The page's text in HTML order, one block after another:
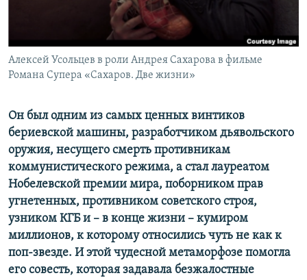
УКРАИНСКАЯ ПРОБЛЕМА КРЫМА
Все сайты RFE/RL
Алексей Усольцев в роли Андрея Сахарова в фильме
Романа Супера «Сахаров. Две жизни»
Он был одним из самых ценных винтиков
бериевской машины, разработчиком дьявольского
оружия, несущего смерть противникам
коммунистического режима, а стал лауреатом
Нобелевской премии мира, поборником прав
угнетенных, противником советского строя,
узником КГБ и – в конце жизни – кумиром
миллионов, к которому относились чуть не как к
поп-звезде. И этой чудесной метаморфозе помогла
его совесть, которая задавала безжалостные